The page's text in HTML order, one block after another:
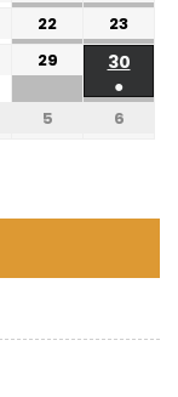
22
23
29
30
●
5 6